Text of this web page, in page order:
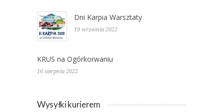
Dni Karpia Warsztaty
19 września 2022
KRUS na Ogórkorwaniu
16 sierpnia 2022
Wysyłki kurierem